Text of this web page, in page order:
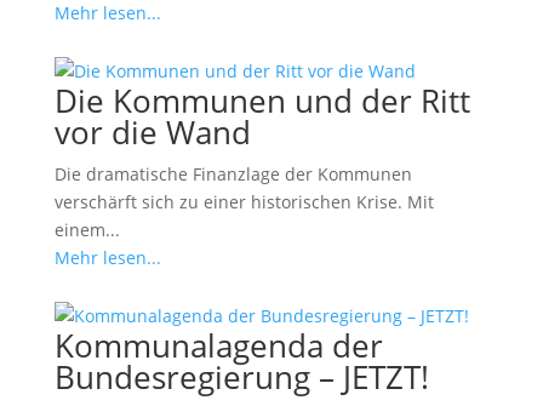
Mehr lesen...
Die Kommunen und der Ritt
vor die Wand
Die dramatische Finanzlage der Kommunen
verschärft sich zu einer historischen Krise. Mit
einem...
Mehr lesen...
Kommunalagenda der
Bundesregierung – JETZT!